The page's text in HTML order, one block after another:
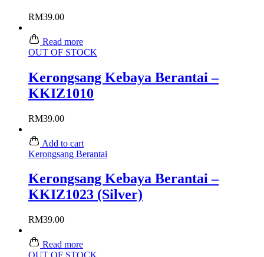
RM39.00
Read more
OUT OF STOCK
Kerongsang Kebaya Berantai –
KKIZ1010
RM39.00
Add to cart
Kerongsang Berantai
Kerongsang Kebaya Berantai –
KKIZ1023 (Silver)
RM39.00
Read more